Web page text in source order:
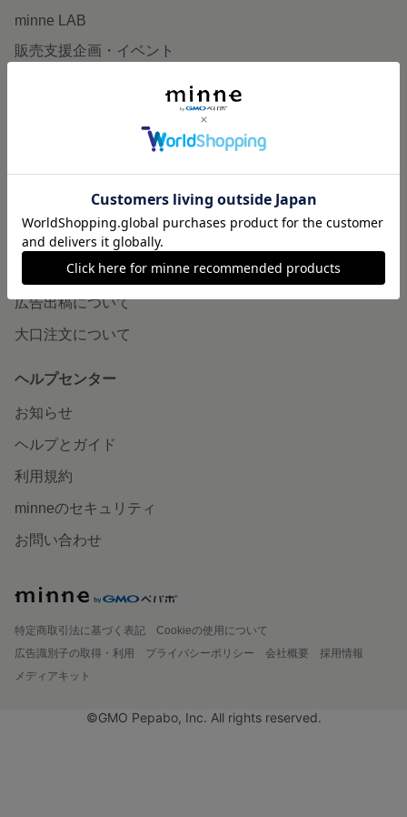
minne LAB
販売支援企画・イベント
minneとものづくりと
minneの本
企業の方へ
広告出稿について
大口注文について
ヘルプセンター
お知らせ
ヘルプとガイド
利用規約
minneのセキュリティ
お問い合わせ
特定商取引法に基づく表記
Cookieの使用について
広告識別子の取得・利用
プライバシーポリシー 会社概要
採用情報
メディアキット
©GMO Pepabo, Inc. All rights reserved.